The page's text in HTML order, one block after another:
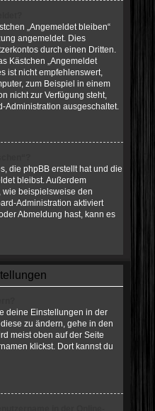
„Angemeldet bleiben“
angemeldet. Dies
durch einen Dritten.
Kästchen „Angemeldet
ist nicht empfehlenswert,
zum Beispiel in einem
nicht zur Verfügung steht,
Administration ausgeschaltet.
die phpBB erstellt hat und die
bleibst. Außerdem
beispielsweise den
Administration aktiviert
Abmeldung hast, kann es
deine Einstellungen in der
zu ändern, gehe in den
meist oben auf der Seite
klickst. Dort kannst du